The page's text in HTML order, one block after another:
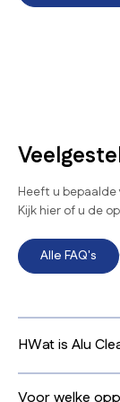
Heeft u
Kijk hier of u de
Alle FAQ's
HWat is Alu